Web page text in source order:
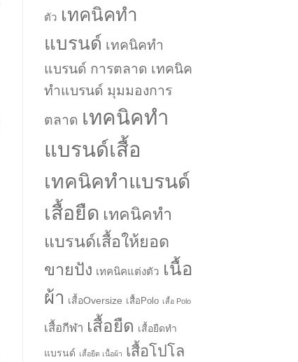
ตัว เทคนิคทำ
แบรนด์ เทคนิคทำ
แบรนด์ การตลาด เทคนิค
ทำแบรนด์ มุมมองการ
ตลาด เทคนิคทำ
แบรนด์เสื้อ
เทคนิคทำแบรนด์
เสื้อยืด เทคนิคทำ
แบรนด์เสื้อให้ยอด
ขายปัง เทคนิคแต่งตัว เนื้อ
ผ้า เสื้อOversize เสื้อPolo เสื้อ Polo
เสื้อกีฬา เสื้อยืด เสื้อยืดทำ
แบรนด์ เสื้อยืด เนื้อผ้า เสื้อโปโล